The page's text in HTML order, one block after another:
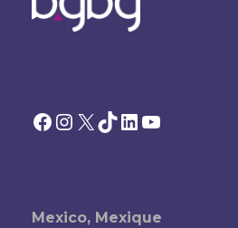
Facebook Instagram X TikTok LinkedIn YouTube
Mexico, Mexique